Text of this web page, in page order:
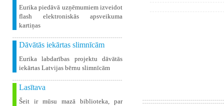
Eurika piedāvā uzņēmumiem izveidot
flash elektroniskās apsveikuma
kartiņas
Dāvātās iekārtas slimnīcām
Eurika labdarības projektu dāvātās
iekārtas Latvijas bērnu slimnīcām
Lasītava
Šeit ir mūsu mazā biblioteka, par